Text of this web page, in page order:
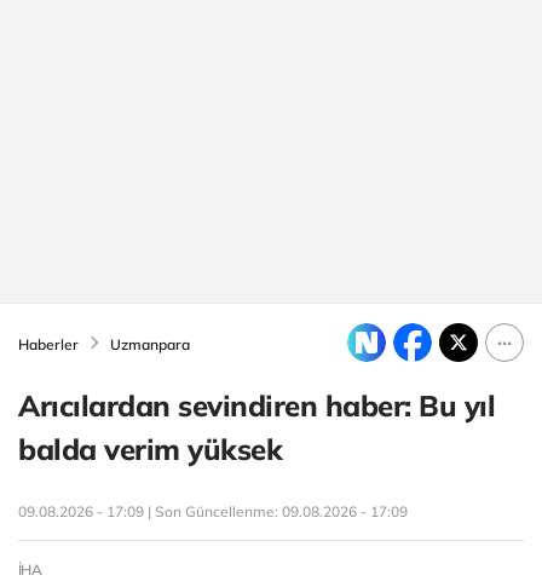
Haberler Uzmanpara
Arıcılardan sevindiren haber: Bu yıl
balda verim yüksek
09.08.2026 - 17:09 | Son Güncellenme: 09.08.2026 - 17:09
İHA